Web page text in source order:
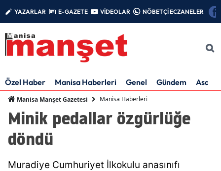
YAZARLAR E-GAZETE VİDEOLAR NÖBETÇİ ECZANELER
Özel Haber Manisa Haberleri Genel Gündem Asayiş
Manisa Manşet Gazetesi Manisa Haberleri
Minik pedallar özgürlüğe
döndü
Muradiye Cumhuriyet İlkokulu anasınıfı